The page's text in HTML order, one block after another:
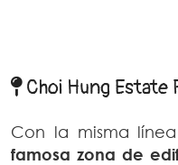
Choi Hung Estate
Con la misma
famosa zona de